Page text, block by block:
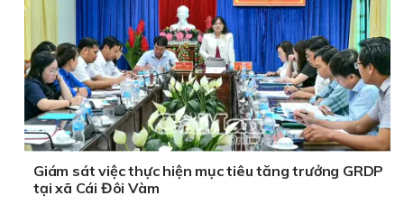
Giám sát việc thực hiện mục tiêu tăng trưởng GRDP
tại xã Cái Đôi Vàm